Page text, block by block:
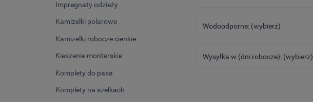
Impregnaty odzieży
Kamizelki polarowe
Kamizelki robocze cienkie
Kieszenie monterskie
Komplety do pasa
Komplety na szelkach
Wodoodporne: (wybierz)
Wysyłka w (dni robocze): (wybierz)